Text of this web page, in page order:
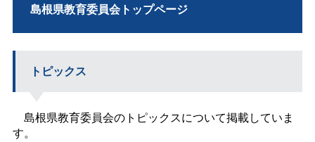
島根県教育委員会トップページ
トピックス
島根県教育委員会のトピックスについて掲載していま
す。